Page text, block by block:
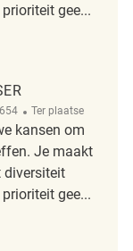
gee...
REQ142598
Afgelegen
Ter plaatse
kansen om
Je maakt
diversiteit
gee...